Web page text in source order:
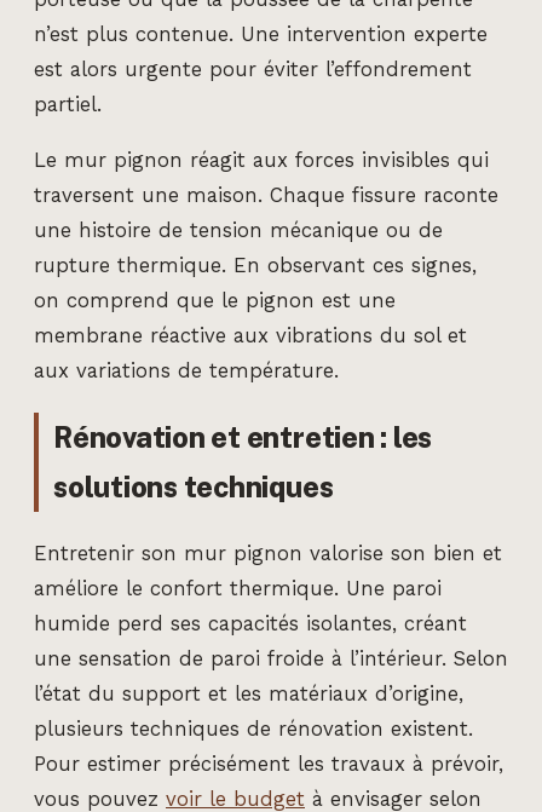
n’est plus contenue. Une intervention experte
est alors urgente pour éviter l’effondrement
partiel.
Le mur pignon réagit aux forces invisibles qui
traversent une maison. Chaque fissure raconte
une histoire de tension mécanique ou de
rupture thermique. En observant ces signes,
on comprend que le pignon est une
membrane réactive aux vibrations du sol et
aux variations de température.
Rénovation et entretien : les
solutions techniques
Entretenir son mur pignon valorise son bien et
améliore le confort thermique. Une paroi
humide perd ses capacités isolantes, créant
une sensation de paroi froide à l’intérieur. Selon
l’état du support et les matériaux d’origine,
plusieurs techniques de rénovation existent.
Pour estimer précisément les travaux à prévoir,
vous pouvez voir le budget à envisager selon